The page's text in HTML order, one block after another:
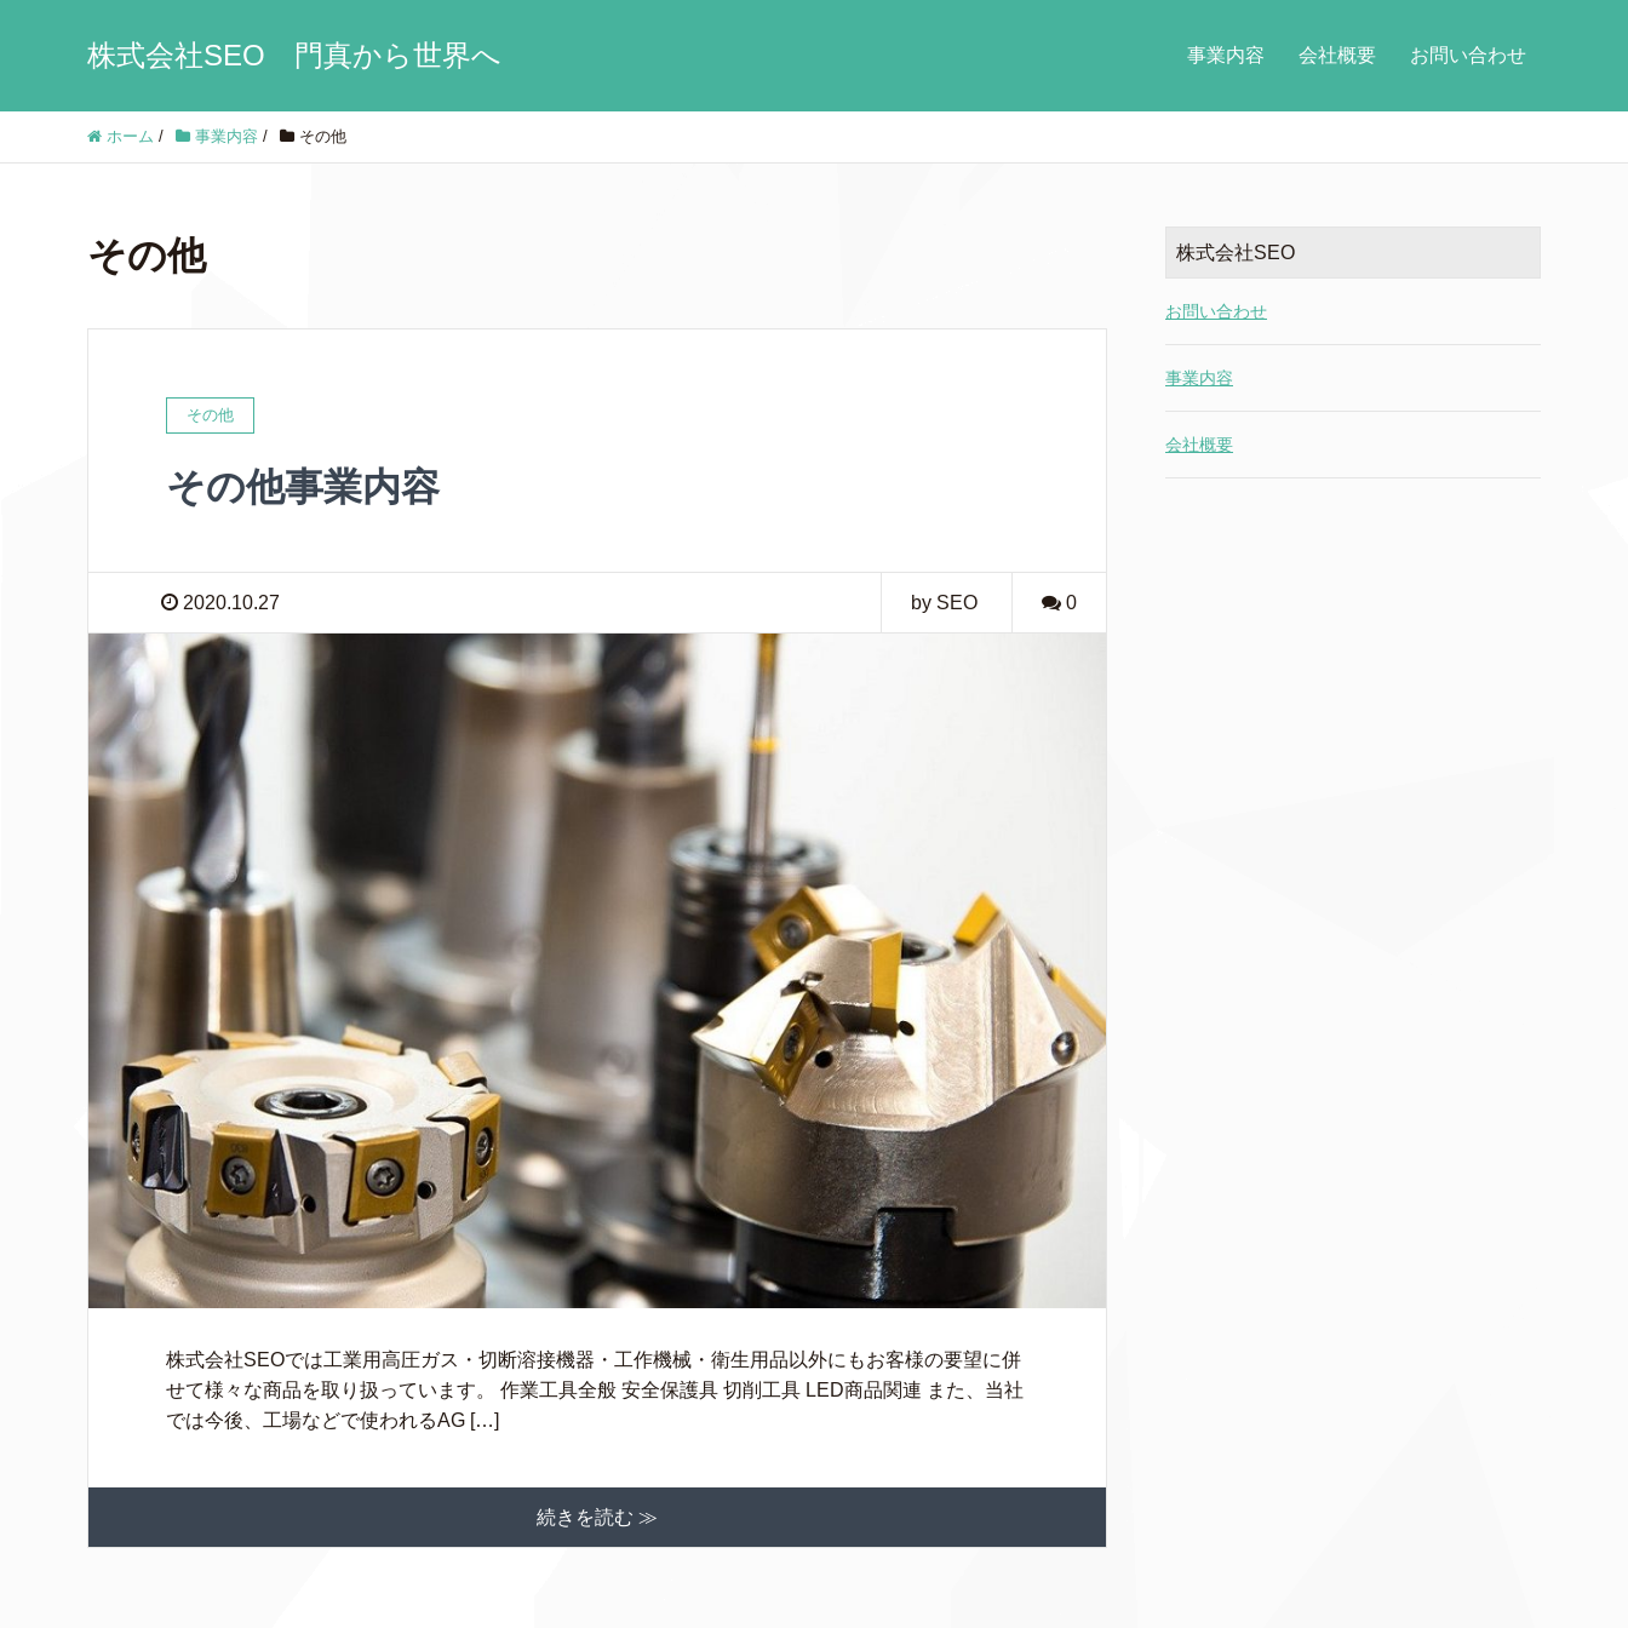
株式会社SEO 門真から世界へ 事業内容 会社概要 お問い合わせ
ホーム / 事業内容 / その他
その他
その他
その他事業内容
2020.10.27 by SEO 0
株式会社SEOでは工業用高圧ガス・切断溶接機器・工作機械・衛生用品以外にもお客様の要望に併
せて様々な商品を取り扱っています。 作業工具全般 安全保護具 切削工具 LED商品関連 また、当社
では今後、工場などで使われるAG […]
続きを読む ≫
株式会社SEO
お問い合わせ
事業内容
会社概要